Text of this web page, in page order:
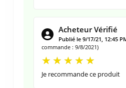
Acheteur Vérifié
Publié le 9/17/21, 12:45
commande : 9/8/2021)
Je recommande ce produit